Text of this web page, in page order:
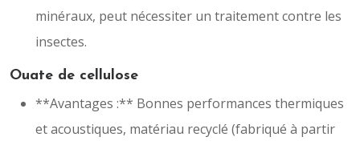
minéraux, peut nécessiter un traitement contre les
insectes.
Ouate de cellulose
**Avantages :** Bonnes performances thermiques
et acoustiques, matériau recyclé (fabriqué à partir